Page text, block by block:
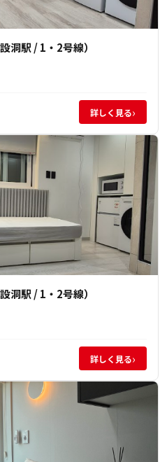
洞駅 / 1・2号線）
詳しく見る›
洞駅 / 1・2号線）
詳しく見る›